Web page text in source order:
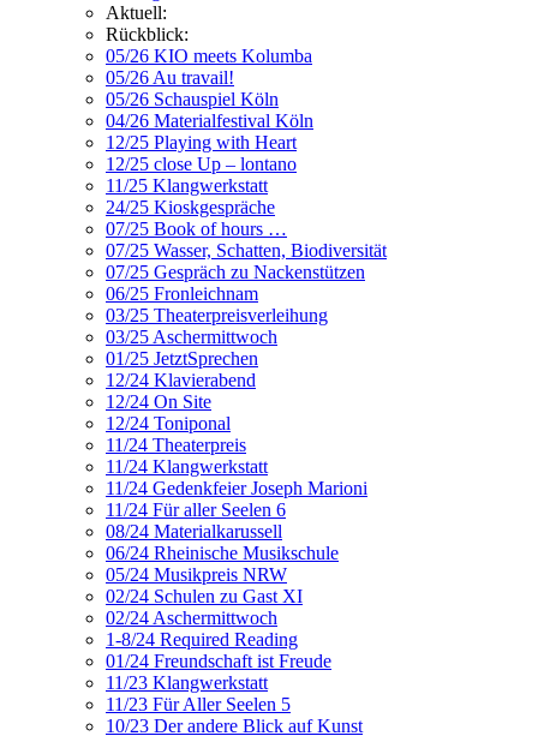
Aktuell:
Rückblick:
05/26 KIO meets Kolumba
05/26 Au travail!
05/26 Schauspiel Köln
04/26 Materialfestival Köln
12/25 Playing with Heart
12/25 close Up – lontano
11/25 Klangwerkstatt
24/25 Kioskgespräche
07/25 Book of hours …
07/25 Wasser, Schatten, Biodiversität
07/25 Gespräch zu Nackenstützen
06/25 Fronleichnam
03/25 Theaterpreisverleihung
03/25 Aschermittwoch
01/25 JetztSprechen
12/24 Klavierabend
12/24 On Site
12/24 Toniponal
11/24 Theaterpreis
11/24 Klangwerkstatt
11/24 Gedenkfeier Joseph Marioni
11/24 Für aller Seelen 6
08/24 Materialkarussell
06/24 Rheinische Musikschule
05/24 Musikpreis NRW
02/24 Schulen zu Gast XI
02/24 Aschermittwoch
1-8/24 Required Reading
01/24 Freundschaft ist Freude
11/23 Klangwerkstatt
11/23 Für Aller Seelen 5
10/23 Der andere Blick auf Kunst